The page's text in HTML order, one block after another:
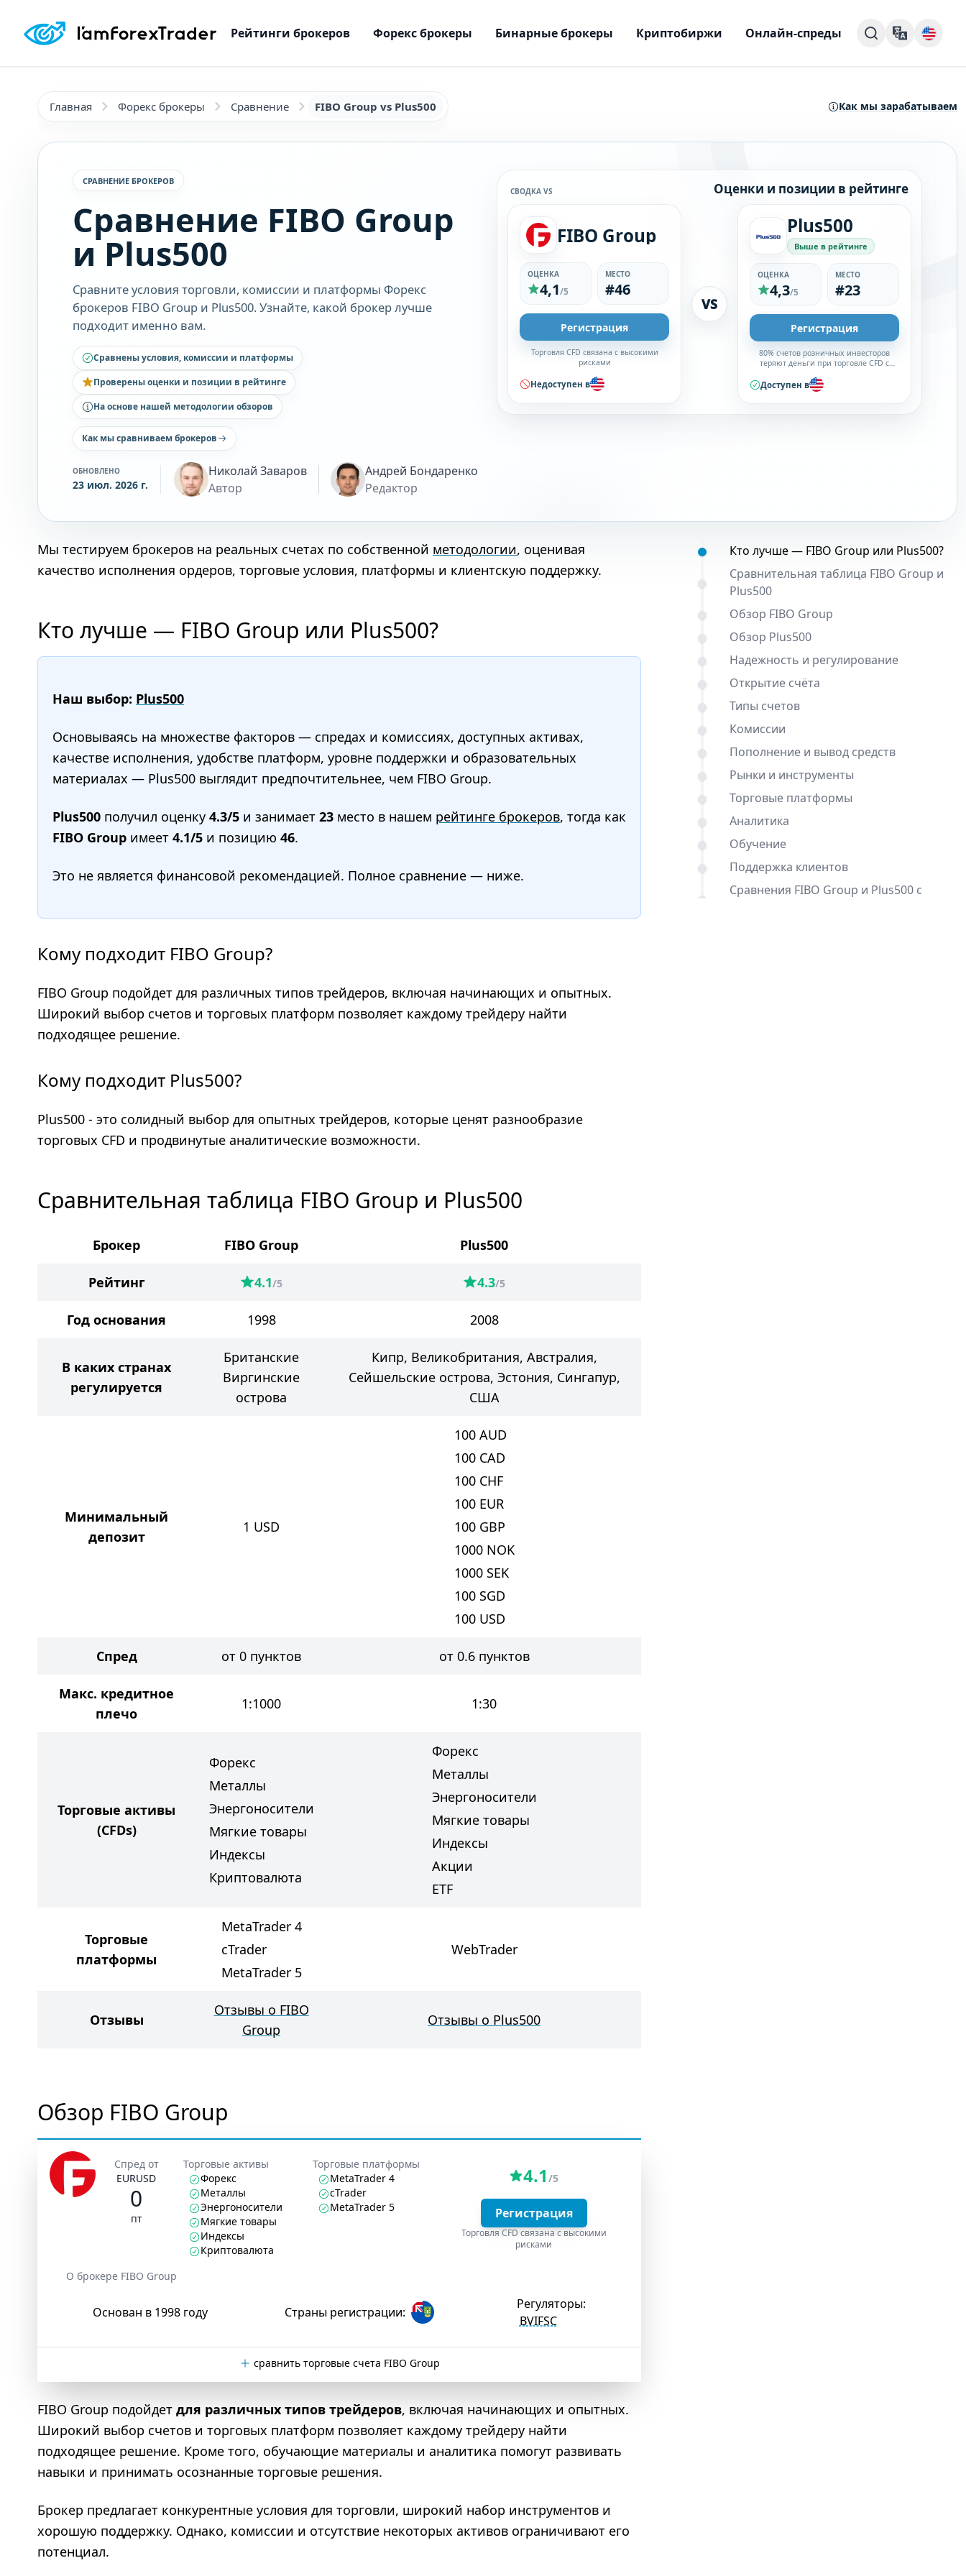
Рейтинги брокеров Форекс брокеры Бинарные брокеры Криптобиржи Онлайн-спреды
Главная Форекс брокеры Сравнение FIBO Group vs Plus500 Как мы зарабатываем
СРАВНЕНИЕ БРОКЕРОВ
Сравнение FIBO Group
и Plus500
Сравните условия торговли, комиссии и платформы Форекс
брокеров FIBO Group и Plus500. Узнайте, какой брокер лучше
подходит именно вам.
СВОДКА VS Оценки и позиции в рейтинге
FIBO Group
ОЦЕНКА
4,1/5
МЕСТО
#46
Регистрация
Торговля CFD связана с высокими
рисками
Недоступен в
VS
Plus500
Выше в рейтинге
ОЦЕНКА
4,3/5
МЕСТО
#23
Регистрация
80% счетов розничных инвесторов
теряют деньги при торговле CFD с
подумать, можете ли вы позволить
себе принять высокий риск потери
Доступен в
Сравнены условия, комиссии и платформы
Проверены оценки и позиции в рейтинге
На основе нашей методологии обзоров
Как мы сравниваем брокеров
ОБНОВЛЕНО
23 июл. 2026 г.
Николай Заваров
Автор
Андрей Бондаренко
Редактор
Содержание: Кто лучше — FIBO Group или Plus500?
Сравнительная таблица FIBO Group и
Plus500
Обзор FIBO Group
Обзор Plus500
Надежность и регулирование
Открытие счёта
Типы счетов
Комиссии
Пополнение и вывод средств
Рынки и инструменты
Торговые платформы
Аналитика
Обучение
Поддержка клиентов
Сравнения FIBO Group и Plus500 с
Мы тестируем брокеров на реальных счетах по собственной методологии, оценивая
качество исполнения ордеров, торговые условия, платформы и клиентскую поддержку.
Кто лучше — FIBO Group или Plus500?
Наш выбор: Plus500
Основываясь на множестве факторов — спредах и комиссиях, доступных активах,
качестве исполнения, удобстве платформ, уровне поддержки и образовательных
материалах — Plus500 выглядит предпочтительнее, чем FIBO Group.
Plus500 получил оценку 4.3/5 и занимает 23 место в нашем рейтинге брокеров, тогда как
FIBO Group имеет 4.1/5 и позицию 46.
Это не является финансовой рекомендацией. Полное сравнение — ниже.
Кому подходит FIBO Group?
FIBO Group подойдет для различных типов трейдеров, включая начинающих и опытных.
Широкий выбор счетов и торговых платформ позволяет каждому трейдеру найти
подходящее решение.
Кому подходит Plus500?
Plus500 - это солидный выбор для опытных трейдеров, которые ценят разнообразие
торговых CFD и продвинутые аналитические возможности.
Сравнительная таблица FIBO Group и Plus500
Брокер FIBO Group Plus500
Рейтинг 4.1/5 4.3/5
Год основания 1998 2008
В каких странах
регулируется
Британские
Виргинские
острова
Кипр, Великобритания, Австралия,
Сейшельские острова, Эстония, Сингапур,
США
Минимальный
депозит
1 USD
100 AUD
100 CAD
100 CHF
100 EUR
100 GBP
1000 NOK
1000 SEK
100 SGD
100 USD
Спред от 0 пунктов от 0.6 пунктов
Макс. кредитное
плечо
1:1000 1:30
Торговые активы
(CFDs)
Форекс
Металлы
Энергоносители
Мягкие товары
Индексы
Криптовалюта
Форекс
Металлы
Энергоносители
Мягкие товары
Индексы
Акции
ETF
Торговые
платформы
MetaTrader 4
cTrader
MetaTrader 5
WebTrader
Отзывы
Отзывы о FIBO
Group
Отзывы о Plus500
Обзор FIBO Group
Спред от
EURUSD
0
пт
Торговые активы
Форекс
Металлы
Энергоносители
Мягкие товары
Индексы
Криптовалюта
Торговые платформы
MetaTrader 4
cTrader
MetaTrader 5
4.1 /5
Регистрация
Торговля CFD связана с высокими
рисками
О брокере FIBO Group
Основан в 1998 году Страны регистрации:
Регуляторы:
BVIFSC
сравнить торговые счета FIBO Group
FIBO Group подойдет для различных типов трейдеров, включая начинающих и опытных.
Широкий выбор счетов и торговых платформ позволяет каждому трейдеру найти
подходящее решение. Кроме того, обучающие материалы и аналитика помогут развивать
навыки и принимать осознанные торговые решения.
Брокер предлагает конкурентные условия для торговли, широкий набор инструментов и
хорошую поддержку. Однако, комиссии и отсутствие некоторых активов ограничивают его
потенциал.